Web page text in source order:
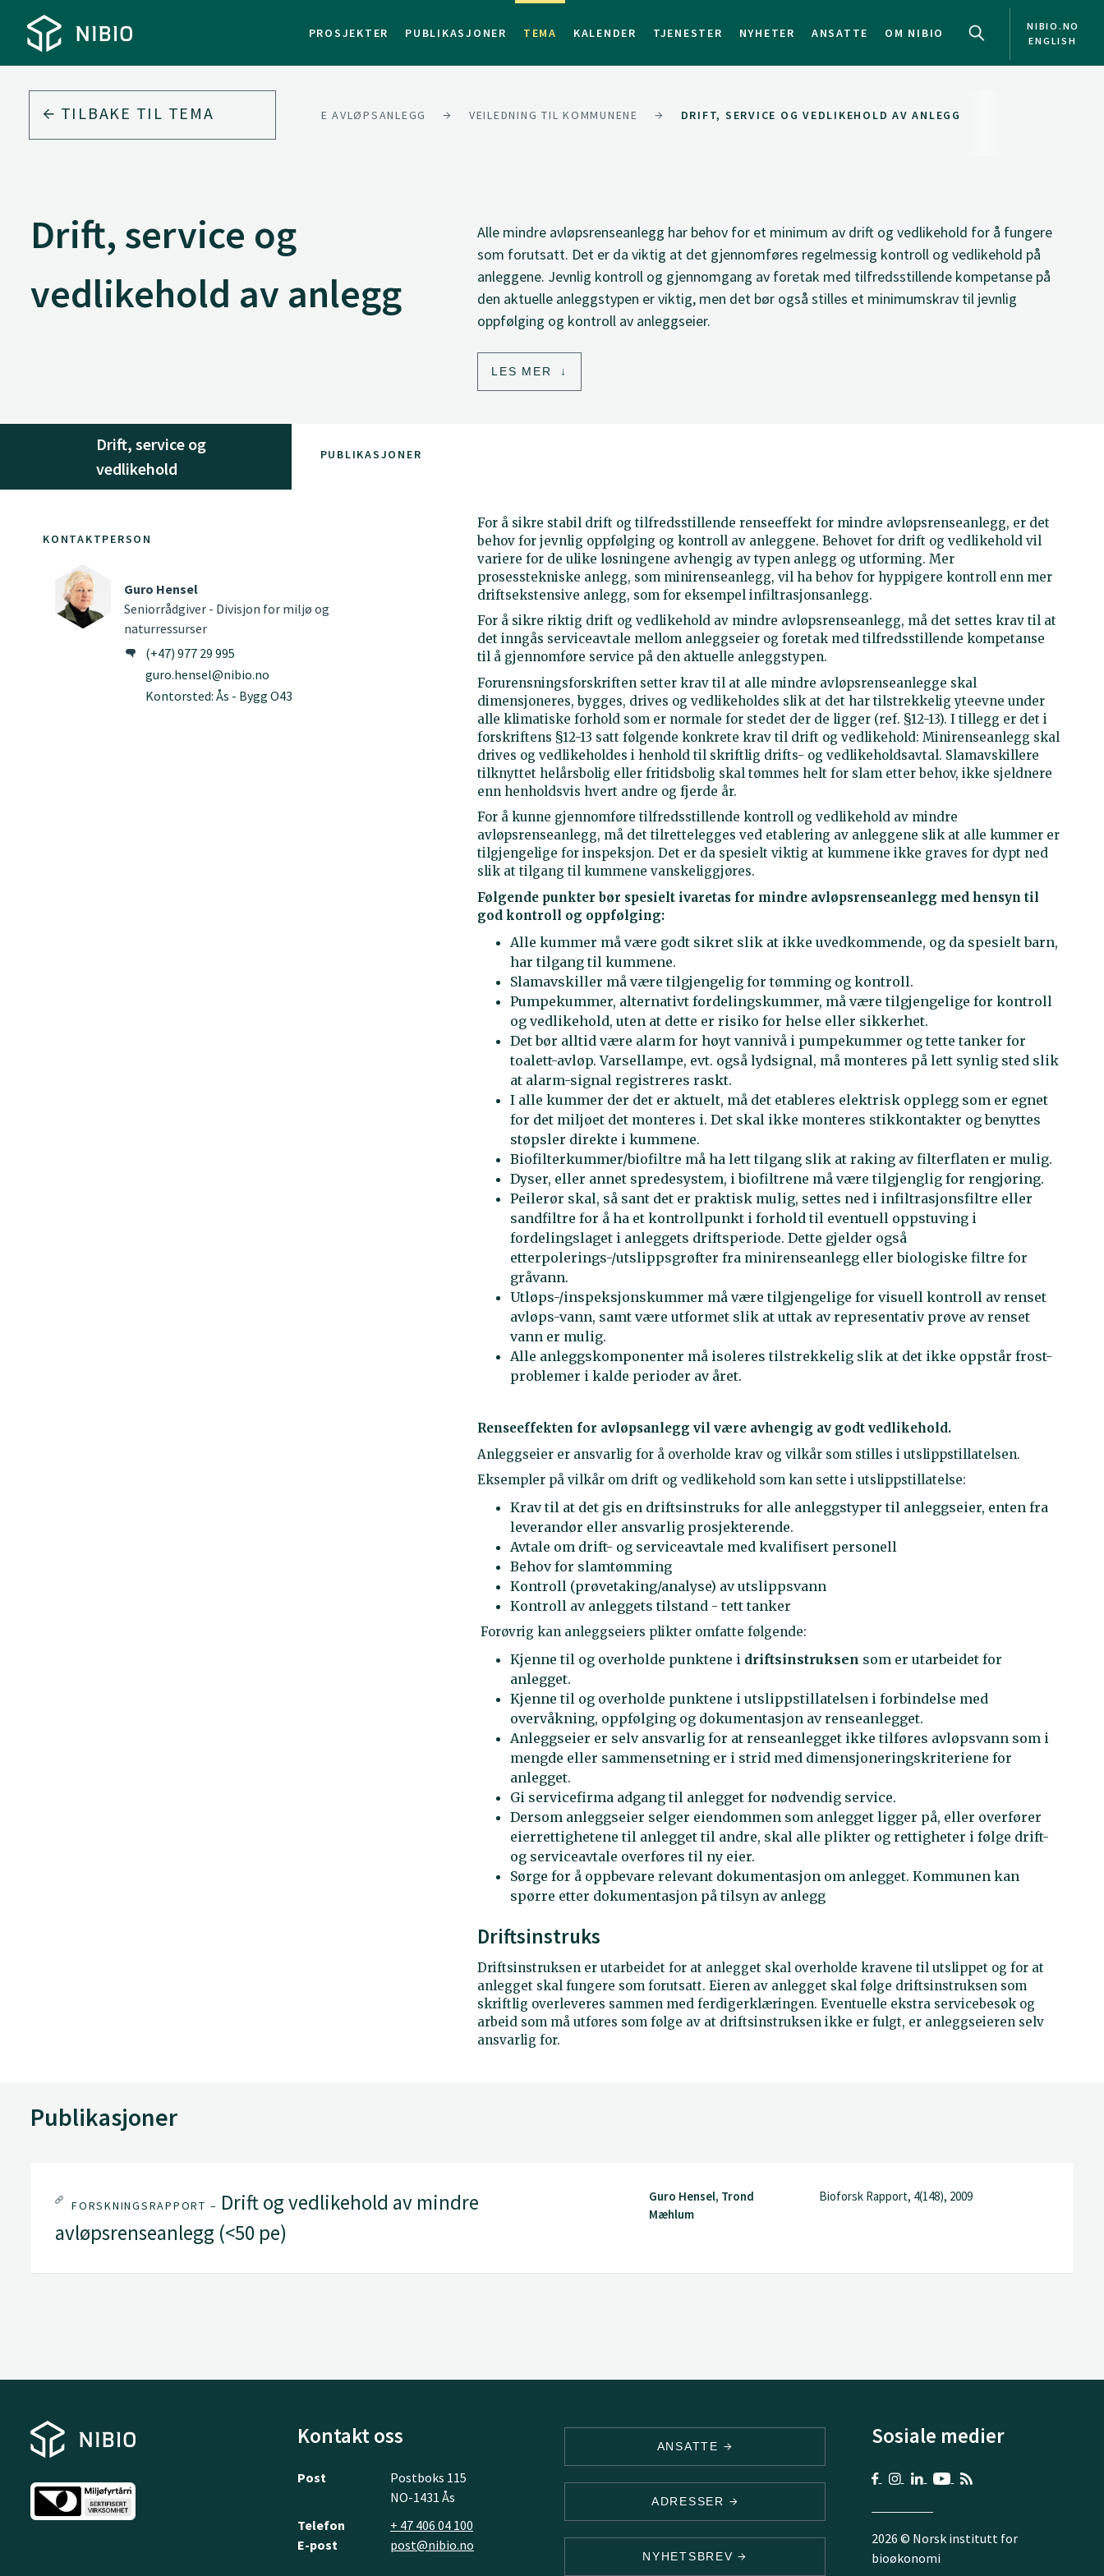
PROSJEKTER PUBLIKASJONER TEMA KALENDER TJENESTER NYHETER ANSATTE OM NIBIO
NIBIO.NO
ENGLISH
TILBAKE TIL TEMA
MILJØ AVLOP.NO - MINDRE AVLØPSANLEGG VEILEDNING TIL KOMMUNENE DRIFT, SERVICE OG VEDLIKEHOLD AV ANLEGG
Drift, service og
vedlikehold av anlegg
Alle mindre avløpsrenseanlegg har behov for et minimum av drift og vedlikehold for å fungere
som forutsatt. Det er da viktig at det gjennomføres regelmessig kontroll og vedlikehold på
anleggene. Jevnlig kontroll og gjennomgang av foretak med tilfredsstillende kompetanse på
den aktuelle anleggstypen er viktig, men det bør også stilles et minimumskrav til jevnlig
oppfølging og kontroll av anleggseier.
LES MER
Drift, service og
vedlikehold
PUBLIKASJONER
KONTAKTPERSON
Guro Hensel
Seniorrådgiver - Divisjon for miljø og
naturressurser
(+47) 977 29 995
guro.hensel@nibio.no
Kontorsted: Ås - Bygg O43
For å sikre stabil drift og tilfredsstillende renseeffekt for mindre avløpsrenseanlegg, er det
behov for jevnlig oppfølging og kontroll av anleggene. Behovet for drift og vedlikehold vil
variere for de ulike løsningene avhengig av typen anlegg og utforming. Mer
prosesstekniske anlegg, som minirenseanlegg, vil ha behov for hyppigere kontroll enn mer
driftsekstensive anlegg, som for eksempel infiltrasjonsanlegg.
For å sikre riktig drift og vedlikehold av mindre avløpsrenseanlegg, må det settes krav til at
det inngås serviceavtale mellom anleggseier og foretak med tilfredsstillende kompetanse
til å gjennomføre service på den aktuelle anleggstypen.
Forurensningsforskriften setter krav til at alle mindre avløpsrenseanlegge skal
dimensjoneres, bygges, drives og vedlikeholdes slik at det har tilstrekkelig yteevne under
alle klimatiske forhold som er normale for stedet der de ligger (ref. §12-13). I tillegg er det i
forskriftens §12-13 satt følgende konkrete krav til drift og vedlikehold: Minirenseanlegg skal
drives og vedlikeholdes i henhold til skriftlig drifts- og vedlikeholdsavtal. Slamavskillere
tilknyttet helårsbolig eller fritidsbolig skal tømmes helt for slam etter behov, ikke sjeldnere
enn henholdsvis hvert andre og fjerde år.
For å kunne gjennomføre tilfredsstillende kontroll og vedlikehold av mindre
avløpsrenseanlegg, må det tilrettelegges ved etablering av anleggene slik at alle kummer er
tilgjengelige for inspeksjon. Det er da spesielt viktig at kummene ikke graves for dypt ned
slik at tilgang til kummene vanskeliggjøres.
Følgende punkter bør spesielt ivaretas for mindre avløpsrenseanlegg med hensyn til
god kontroll og oppfølging:
Alle kummer må være godt sikret slik at ikke uvedkommende, og da spesielt barn,
har tilgang til kummene.
Slamavskiller må være tilgjengelig for tømming og kontroll.
Pumpekummer, alternativt fordelingskummer, må være tilgjengelige for kontroll
og vedlikehold, uten at dette er risiko for helse eller sikkerhet.
Det bør alltid være alarm for høyt vannivå i pumpekummer og tette tanker for
toalett-avløp. Varsellampe, evt. også lydsignal, må monteres på lett synlig sted slik
at alarm-signal registreres raskt.
I alle kummer der det er aktuelt, må det etableres elektrisk opplegg som er egnet
for det miljøet det monteres i. Det skal ikke monteres stikkontakter og benyttes
støpsler direkte i kummene.
Biofilterkummer/biofiltre må ha lett tilgang slik at raking av filterflaten er mulig.
Dyser, eller annet spredesystem, i biofiltrene må være tilgjenglig for rengjøring.
Peilerør skal, så sant det er praktisk mulig, settes ned i infiltrasjonsfiltre eller
sandfiltre for å ha et kontrollpunkt i forhold til eventuell oppstuving i
fordelingslaget i anleggets driftsperiode. Dette gjelder også
etterpolerings-/utslippsgrøfter fra minirenseanlegg eller biologiske filtre for
gråvann.
Utløps-/inspeksjonskummer må være tilgjengelige for visuell kontroll av renset
avløps-vann, samt være utformet slik at uttak av representativ prøve av renset
vann er mulig.
Alle anleggskomponenter må isoleres tilstrekkelig slik at det ikke oppstår frost-
problemer i kalde perioder av året.
Renseeffekten for avløpsanlegg vil være avhengig av godt vedlikehold.
Anleggseier er ansvarlig for å overholde krav og vilkår som stilles i utslippstillatelsen.
Eksempler på vilkår om drift og vedlikehold som kan sette i utslippstillatelse:
Krav til at det gis en driftsinstruks for alle anleggstyper til anleggseier, enten fra
leverandør eller ansvarlig prosjekterende.
Avtale om drift- og serviceavtale med kvalifisert personell
Behov for slamtømming
Kontroll (prøvetaking/analyse) av utslippsvann
Kontroll av anleggets tilstand - tett tanker
Forøvrig kan anleggseiers plikter omfatte følgende:
Kjenne til og overholde punktene i driftsinstruksen som er utarbeidet for
anlegget.
Kjenne til og overholde punktene i utslippstillatelsen i forbindelse med
overvåkning, oppfølging og dokumentasjon av renseanlegget.
Anleggseier er selv ansvarlig for at renseanlegget ikke tilføres avløpsvann som i
mengde eller sammensetning er i strid med dimensjoneringskriteriene for
anlegget.
Gi servicefirma adgang til anlegget for nødvendig service.
Dersom anleggseier selger eiendommen som anlegget ligger på, eller overfører
eierrettighetene til anlegget til andre, skal alle plikter og rettigheter i følge drift-
og serviceavtale overføres til ny eier.
Sørge for å oppbevare relevant dokumentasjon om anlegget. Kommunen kan
spørre etter dokumentasjon på tilsyn av anlegg
Driftsinstruks
Driftsinstruksen er utarbeidet for at anlegget skal overholde kravene til utslippet og for at
anlegget skal fungere som forutsatt. Eieren av anlegget skal følge driftsinstruksen som
skriftlig overleveres sammen med ferdigerklæringen. Eventuelle ekstra servicebesøk og
arbeid som må utføres som følge av at driftsinstruksen ikke er fulgt, er anleggseieren selv
ansvarlig for.
Publikasjoner
FORSKNINGSRAPPORT – Drift og vedlikehold av mindre
avløpsrenseanlegg (<50 pe)
Guro Hensel, Trond
Mæhlum
Bioforsk Rapport, 4(148), 2009
Kontakt oss
Post
Postboks 115
NO-1431 Ås
Telefon
+ 47 406 04 100
E-post
post@nibio.no
ANSATTE
ADRESSER
NYHETSBREV
Sosiale medier
2026 © Norsk institutt for
bioøkonomi